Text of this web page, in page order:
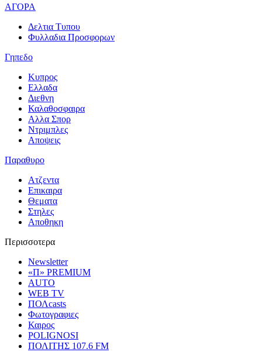
ΑΓΟΡΑ
Δελτια Τυπου
Φυλλαδια Προσφορων
Γηπεδο
Κυπρος
Ελλαδα
Διεθνη
Καλαθοσφαιρα
Αλλα Σπορ
Ντριμπλες
Αποψεις
Παραθυρο
Ατζεντα
Επικαιρα
Θεματα
Στηλες
Αποθηκη
Περισσοτερα
Newsletter
«Π» PREMIUM
AUTO
WEB TV
ΠΟΛcasts
Φωτογραφιες
Καιρος
POLIGNOSI
ΠΟΛΙΤΗΣ 107.6 FM